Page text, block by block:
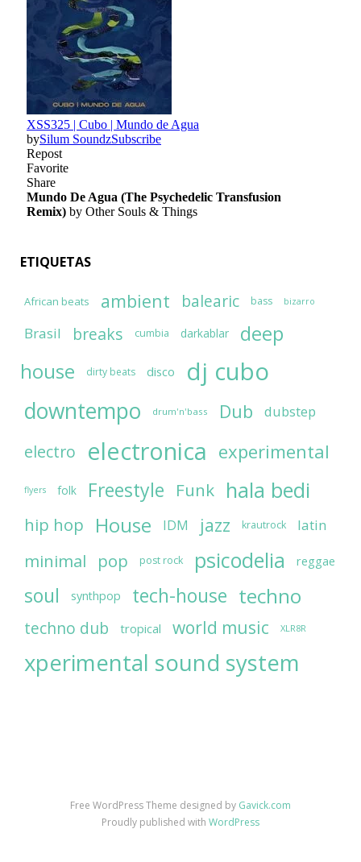
ETIQUETAS
African beats ambient balearic bass bizarro
Brasil breaks cumbia darkablar
deep
house
dirty beats disco dj cubo
downtempo drum'n'bass Dub dubstep
electro electronica experimental
flyers folk Freestyle Funk hala bedi
hip hop House IDM jazz krautrock latin
minimal pop post rock psicodelia reggae
soul synthpop tech-house techno
techno dub tropical world music XLR8R
xperimental sound system
Free WordPress Theme designed by Gavick.com
Proudly published with WordPress